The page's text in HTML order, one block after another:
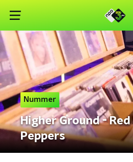
Nummer
Higher Ground -
Peppers